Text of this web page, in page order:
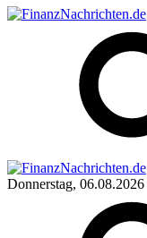
Donnerstag, 06.08.2026